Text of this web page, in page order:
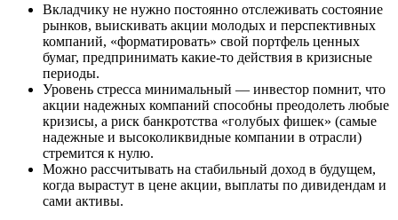
Вкладчику не нужно постоянно отслеживать состояние
рынков, выискивать акции молодых и перспективных
компаний, «форматировать» свой портфель ценных
бумаг, предпринимать какие-то действия в кризисные
периоды.
Уровень стресса минимальный — инвестор помнит, что
акции надежных компаний способны преодолеть любые
кризисы, а риск банкротства «голубых фишек» (самые
надежные и высоколиквидные компании в отрасли)
стремится к нулю.
Можно рассчитывать на стабильный доход в будущем,
когда вырастут в цене акции, выплаты по дивидендам и
сами активы.